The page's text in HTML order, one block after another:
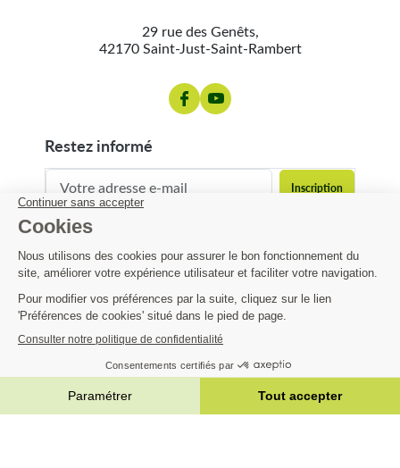
14,60 €
  AJOUTER AU PANIER
29 rue des Genêts,
42170 Saint-Just-Saint-Rambert
restez informé
contact@matijardin.fr 04 81 120 120
Matijardin
Infos pratiques
|Réalisation